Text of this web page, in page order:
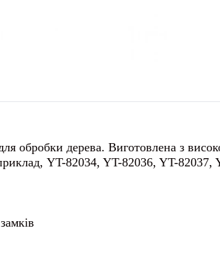
дерева. Виготовлена з
YT-82034, YT-82036, YT-82037,